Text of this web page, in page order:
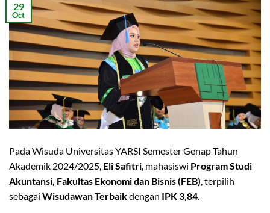
29
Oct
Pada Wisuda Universitas YARSI Semester Genap Tahun
Akademik 2024/2025, Eli Safitri , mahasiswi Program Studi
Akuntansi, Fakultas Ekonomi dan Bisnis (FEB) , terpilih
sebagai Wisudawan Terbaikdengan IPK 3,84